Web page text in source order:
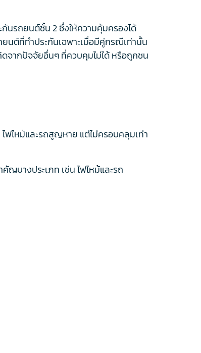
นรถยนต์ชั้น 2 ซึ่งให้ความคุ้มครองได้
นต์ที่ทำประกันเฉพาะเมื่อมีคู่กรณีเท่านั้น
จากปัจจัยอื่นๆ ที่ควบคุมไม่ได้ หรือถูกชน
ไหม้และรถสูญหาย แต่ไม่ครอบคลุมเท่า
บางประเภท เช่น ไฟไหม้และรถ